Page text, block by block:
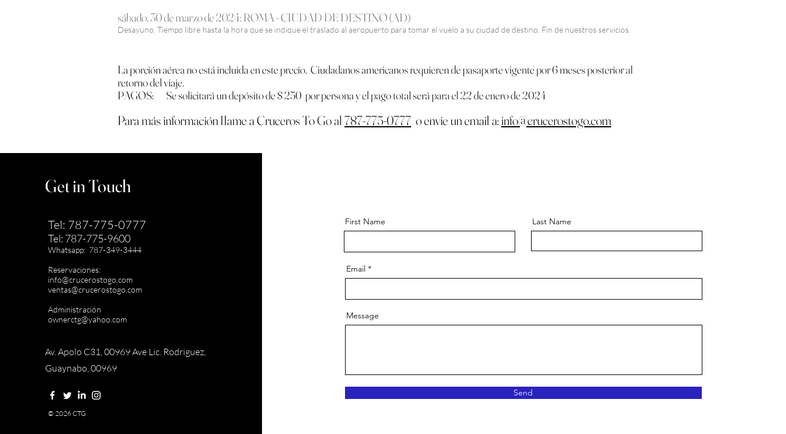
sábado, 30 de marzo de 2024: ROMA - CIUDAD DE DESTINO (AD)
Desayuno. Tiempo libre hasta la hora que se indique el traslado al aeropuerto para tomar el vuelo a su ciudad de destino. Fin de nuestros servicios.
La porción aérea no está incluida en este precio. Ciudadanos americanos requieren de pasaporte vigentepor 6 meses posterior al
retorno del viaje.
PAGOS: Se solicitará un depósito de $ 250 por persona y el pago total será para el 22 de enero de 2024
Para más información llame aCruceros To Go al787-775-0777 o envie un email a:info@crucerostogo.com
Get in Touch
Tel: 787-775-0777
Tel: 787-775-9600
Whatsapp: 787-349-3444
Reservaciones:
info@crucerostogo.com
ventas@crucerostogo.com
Administración
ownerctg@yahoo.com
Av. Apolo C31, 00969 Ave Lic. Rodriguez,
Guaynabo, 00969
© 2026 CTG
First Name Last Name
Email
Message
Send